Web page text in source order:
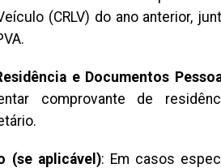
(CRLV) do ano anterior,
e Documentos
comprovante de
(se aplicável): Em casos